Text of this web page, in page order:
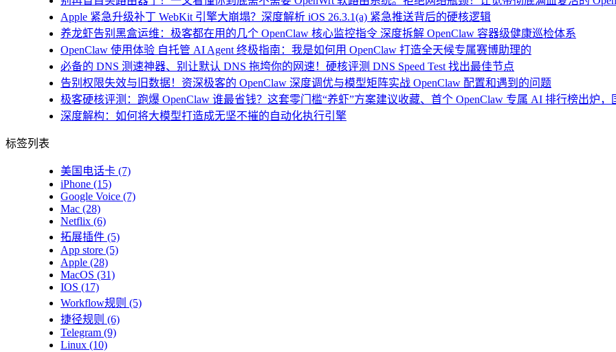
Apple 紧急升级补丁 WebKit 引擎大崩塌？深度解析 iOS 26.3.1(a) 紧急推送背后的硬核逻辑
养龙虾告别黑盒运维：极客都在用的几个 OpenClaw 核心监控指令 深度拆解 OpenClaw 容器级健康巡检体系
OpenClaw 使用体验 自托管 AI Agent 终极指南：我是如何用 OpenClaw 打造全天候专属赛博助理的
必备的 DNS 测速神器、别让默认 DNS 拖垮你的网速！硬核评测 DNS Speed Test 找出最佳节点
告别权限失效与旧数据！资深极客的 OpenClaw 深度调优与模型矩阵实战 OpenClaw 配置和遇到的问题
极客硬核评测：跑爆 OpenClaw 谁最省钱？这套零门槛“养虾”方案建议收藏、首个 OpenClaw 专属 AI 排行榜出炉
深度解构：如何将大模型打造成无坚不摧的自动化执行引擎
标签列表
美国电话卡 (7)
iPhone (15)
Google Voice (7)
Mac (28)
Netflix (6)
拓展插件 (5)
App store (5)
Apple (28)
MacOS (31)
IOS (17)
Workflow规则 (5)
捷径规则 (6)
Telegram (9)
Linux (10)